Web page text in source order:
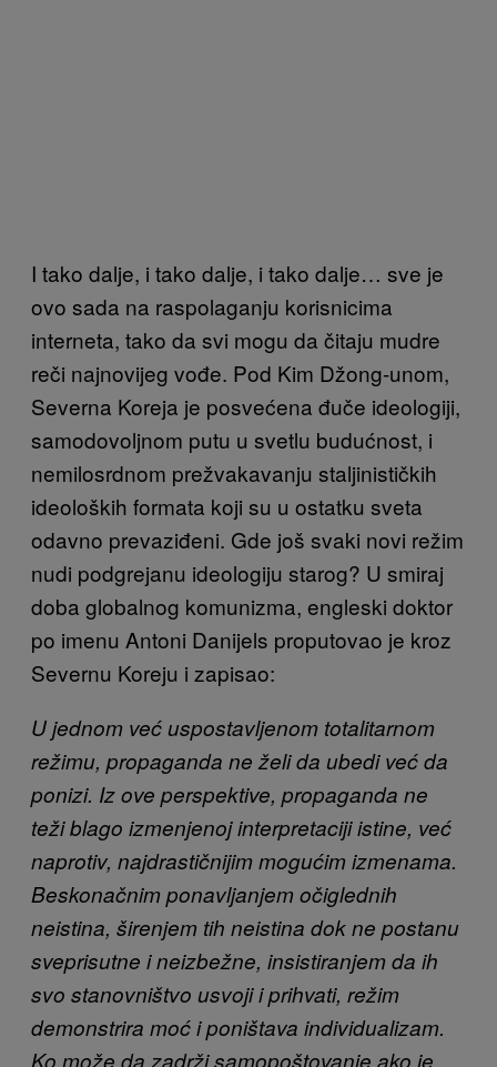
I tako dalje, i tako dalje, i tako dalje… sve je
ovo sada na raspolaganju korisnicima
interneta, tako da svi mogu da čitaju mudre
reči najnovijeg vođe. Pod Kim Džong-unom,
Severna Koreja je posvećena đuče ideologiji,
samodovoljnom putu u svetlu budućnost, i
nemilosrdnom prežvakavanju staljinističkih
ideoloških formata koji su u ostatku sveta
odavno prevaziđeni. Gde još svaki novi režim
nudi podgrejanu ideologiju starog? U smiraj
doba globalnog komunizma, engleski doktor
po imenu Antoni Danijels proputovao je kroz
Severnu Koreju i zapisao:
U jednom već uspostavljenom totalitarnom
režimu, propaganda ne želi da ubedi već da
ponizi. Iz ove perspektive, propaganda ne
teži blago izmenjenoj interpretaciji istine, već
naprotiv, najdrastičnijim mogućim izmenama.
Beskonačnim ponavljanjem očiglednih
neistina, širenjem tih neistina dok ne postanu
sveprisutne i neizbežne, insistiranjem da ih
svo stanovništvo usvoji i prihvati, režim
demonstrira moć i poništava individualizam.
Ko može da zadrži samopoštovanje ako je